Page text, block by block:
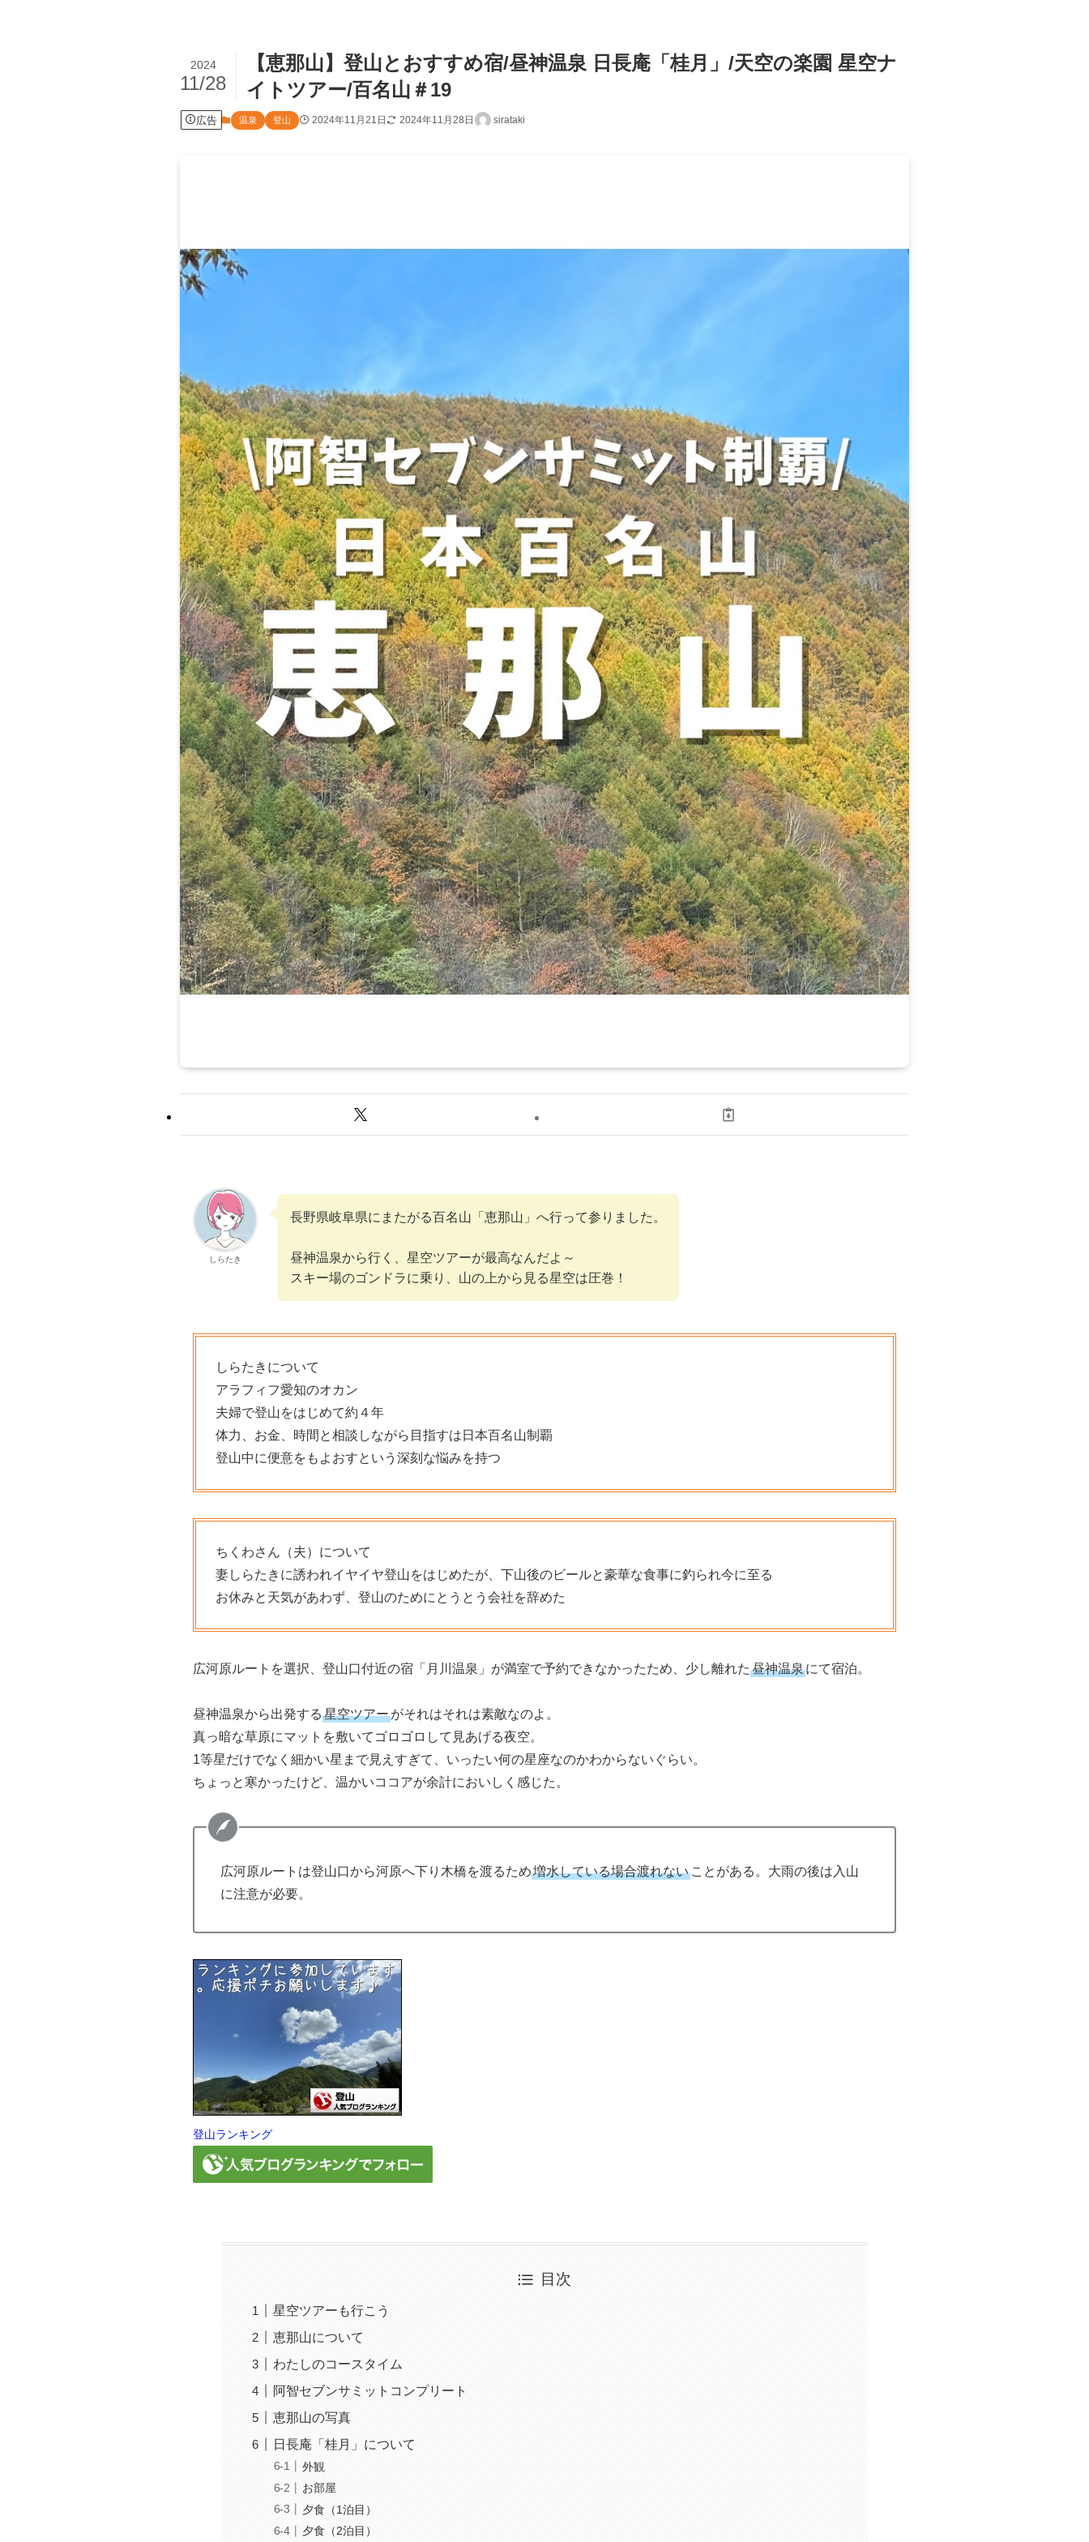
【恵那山】登山とおすすめ宿/昼神温泉 日長庵「桂月」/天空の楽園 星空ナ
イトツアー/百名山＃19
2024
11/28
広告 温泉 登山 2024年11月21日 2024年11月28日 sirataki
しらたき
長野県岐阜県にまたがる百名山「恵那山」へ行って参りました。
昼神温泉から行く、星空ツアーが最高なんだよ～
スキー場のゴンドラに乗り、山の上から見る星空は圧巻！
しらたきについて
アラフィフ愛知のオカン
夫婦で登山をはじめて約４年
体力、お金、時間と相談しながら目指すは日本百名山制覇
登山中に便意をもよおすという深刻な悩みを持つ
ちくわさん（夫）について
妻しらたきに誘われイヤイヤ登山をはじめたが、下山後のビールと豪華な食事に釣られ今に至る
お休みと天気があわず、登山のためにとうとう会社を辞めた
広河原ルートを選択、登山口付近の宿「月川温泉」が満室で予約できなかったため、少し離れた 昼神温泉にて宿泊。
昼神温泉から出発する 星空ツアーがそれはそれは素敵なのよ。
真っ暗な草原にマットを敷いてゴロゴロして見あげる夜空。
1等星だけでなく細かい星まで見えすぎて、いったい何の星座なのかわからないぐらい。
ちょっと寒かったけど、温かいココアが余計においしく感じた。
広河原ルートは登山口から河原へ下り木橋を渡るため増水している場合渡れない ことがある。大雨の後は入山
に注意が必要。
登山ランキング
目次
星空ツアーも行こう
恵那山について
わたしのコースタイム
阿智セブンサミットコンプリート
恵那山の写真
日長庵「桂月」について
外観
お部屋
夕食（1泊目）
夕食（2泊目）